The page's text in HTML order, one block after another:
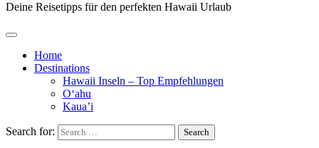
Deine Reisetipps für den perfekten Hawaii Urlaub
Home
Destinations
Hawaii Inseln – Top Empfehlungen
O‘ahu
Kaua’i
Search for: